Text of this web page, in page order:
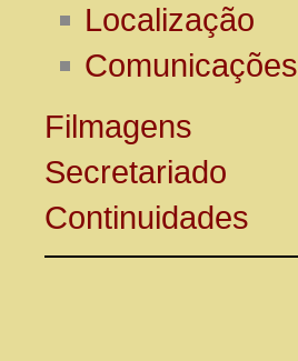
Localização
Comunicações
Filmagens
Secretariado
Continuidades